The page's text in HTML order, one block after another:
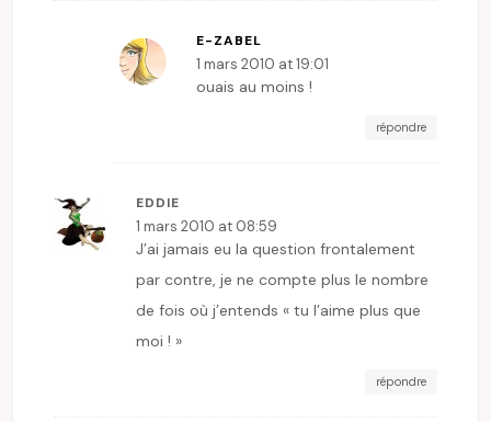
E-ZABEL
1 mars 2010 at 19:01
ouais au moins !
répondre
EDDIE
1 mars 2010 at 08:59
J’ai jamais eu la question frontalement
par contre, je ne compte plus le nombre
de fois où j’entends « tu l’aime plus que
moi ! »
répondre